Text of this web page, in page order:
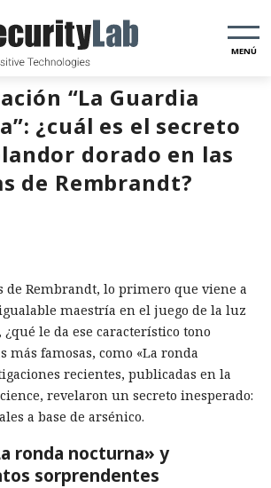
MENÚ
“La Guardia
¿cuál es el secreto
dorado en las
de Rembrandt?
de Rembrandt, lo primero que viene a
maestría en el juego de la luz
le da ese característico tono
más famosas, como «La ronda
recientes, publicadas en la
revelaron un secreto inesperado:
a base de arsénico.
ronda nocturna» y
sorprendentes